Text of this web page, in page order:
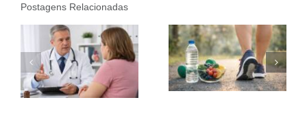
Postagens Relacionadas